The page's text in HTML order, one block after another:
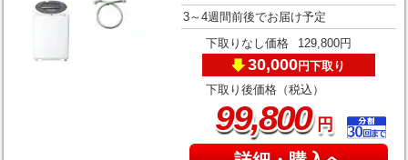
3～4週間前後でお届け予定
下取りなし価格 129,800円
30,000円下取り
下取り後価格（税込）
99,800円